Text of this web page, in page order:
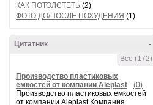
КАК ПОТОЛСТЕТЬ (2)
ФОТО ДО/ПОСЛЕ ПОХУДЕНИЯ (1)
-
Цитатник
Все (172)
Производство пластиковых
емкостей от компании Aleplast - (0)
Производство пластиковых емкостей
от компании Aleplast Компания